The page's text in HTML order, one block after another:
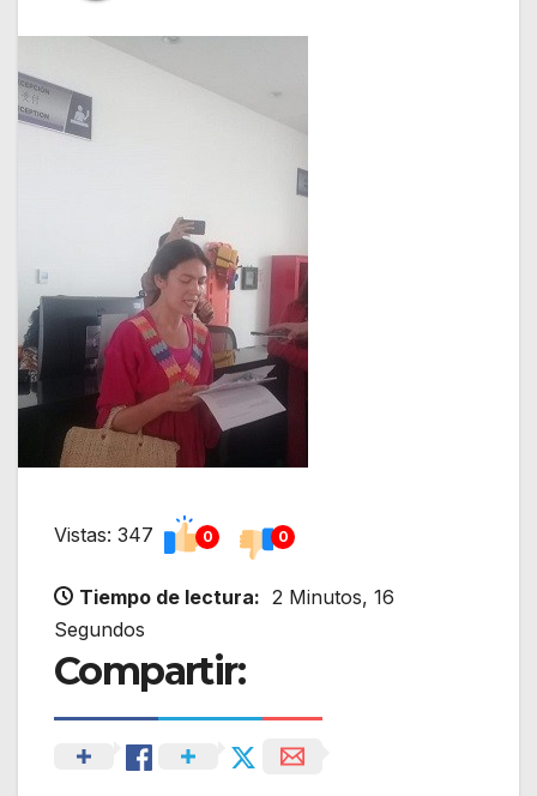
Vistas: 347 0 0
Tiempo de lectura: 2 Minutos, 16
Segundos
Compartir: